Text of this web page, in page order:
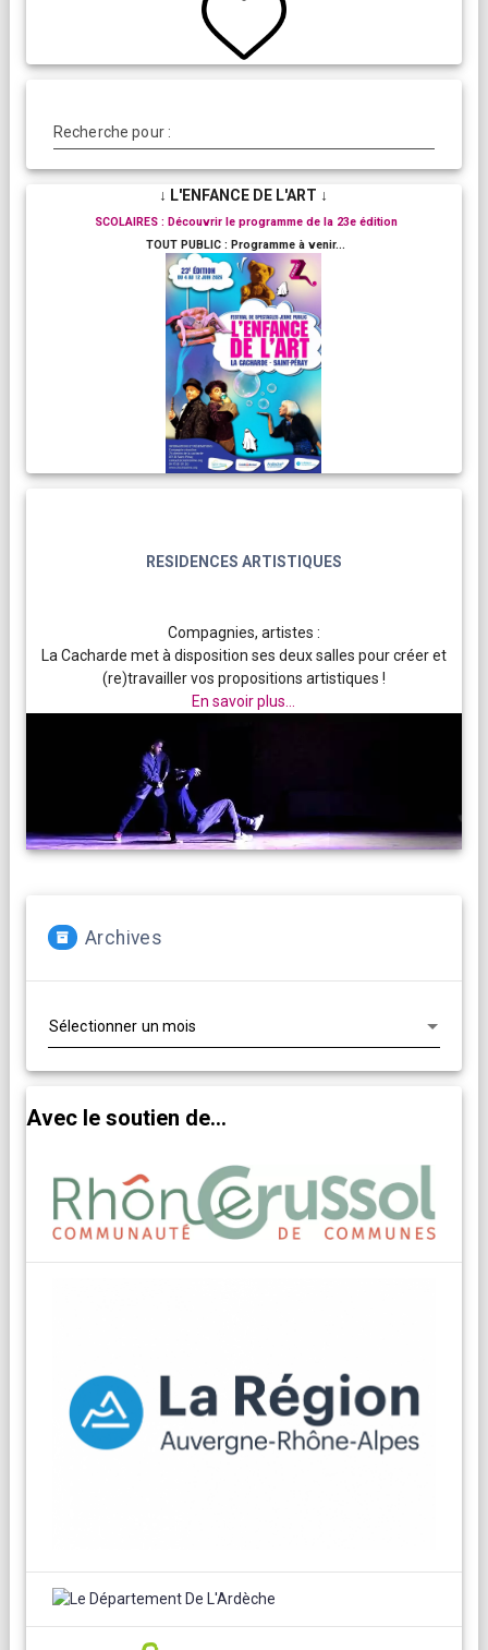
Recherche pour :
↓ L'ENFANCE DE L'ART ↓
SCOLAIRES : Découvrir le programme de la 23e édition
TOUT PUBLIC : Programme à venir...
RESIDENCES ARTISTIQUES
Compagnies, artistes :
La Cacharde met à disposition ses deux salles pour créer et
(re)travailler vos propositions artistiques !
En savoir plus...
Archives
Avec le soutien de...